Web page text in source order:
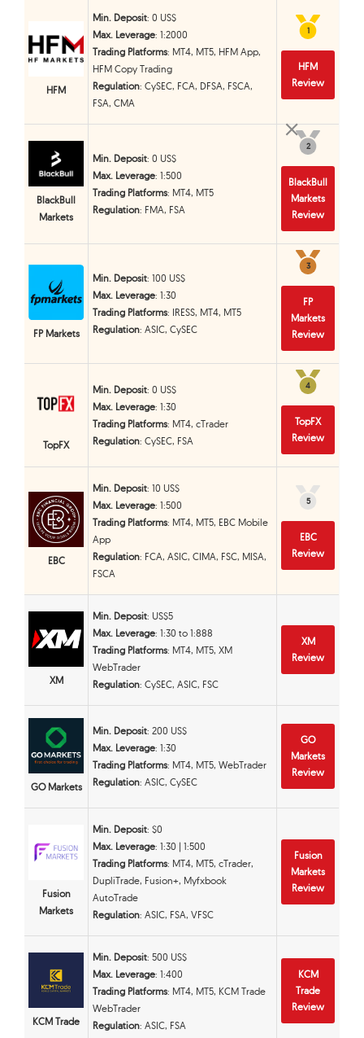
HFM
Min. Deposit: 0 US$
Max. Leverage: 1:2000
Trading Platforms: MT4, MT5, HFM App,
HFM Copy Trading
Regulation: CySEC, FCA, DFSA, FSCA,
FSA, CMA
11
HFM
Review
BlackBull
Markets
Min. Deposit: 0 US$
Max. Leverage: 1:500
Trading Platforms: MT4, MT5
Regulation: FMA, FSA
2
2
BlackBull
Markets
Review
FP Markets
Min. Deposit: 100 US$
Max. Leverage: 1:30
Trading Platforms: IRESS, MT4, MT5
Regulation: ASIC, CySEC
3
3
FP
Markets
Review
TopFX
Min. Deposit: 0 US$
Max. Leverage: 1:30
Trading Platforms: MT4, cTrader
Regulation: CySEC, FSA
4
4
TopFX
Review
EBC
Min. Deposit: 10 US$
Max. Leverage: 1:500
Trading Platforms: MT4, MT5, EBC Mobile
App
Regulation: FCA, ASIC, CIMA, FSC, MISA,
FSCA
5
5
EBC
Review
XM
Min. Deposit: US$5
Max. Leverage: 1:30 to 1:888
Trading Platforms: MT4, MT5, XM
WebTrader
Regulation: CySEC, ASIC, FSC
XM
Review
GO Markets
Min. Deposit: 200 US$
Max. Leverage: 1:30
Trading Platforms: MT4, MT5, WebTrader
Regulation: ASIC, CySEC
GO
Markets
Review
Fusion
Markets
Min. Deposit: $0
Max. Leverage: 1:30 | 1:500
Trading Platforms: MT4, MT5, cTrader,
DupliTrade, Fusion+, Myfxbook
AutoTrade
Regulation: ASIC, FSA, VFSC
Fusion
Markets
Review
KCM Trade
Min. Deposit: 500 US$
Max. Leverage: 1:400
Trading Platforms: MT4, MT5, KCM Trade
WebTrader
Regulation: ASIC, FSA
KCM
Trade
Review